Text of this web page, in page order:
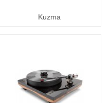
Kuzma